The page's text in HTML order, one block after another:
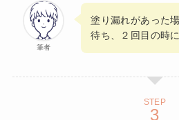
筆者
塗り漏れがあった
待ち、２回目の時
STEP